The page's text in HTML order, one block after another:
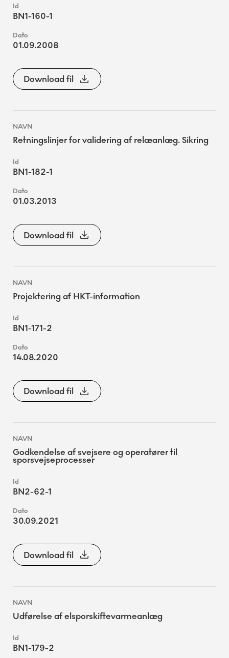
BN1-160-1
01.09.2008
Download fil
Retningslinjer for validering af relæanlæg. Sikring
BN1-182-1
01.03.2013
Download fil
Projektering af HKT-information
BN1-171-2
14.08.2020
Download fil
Godkendelse af svejsere og operatører til
sporsvejseprocesser
BN2-62-1
30.09.2021
Download fil
Udførelse af elsporskiftevarmeanlæg
BN1-179-2